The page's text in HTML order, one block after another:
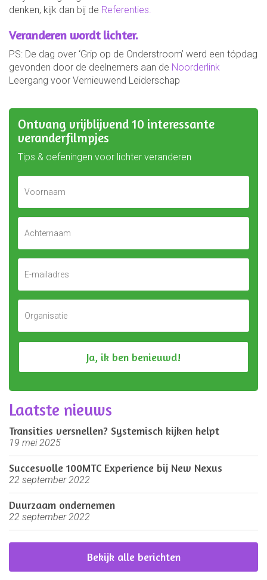
denken, kijk dan bij de Referenties.
Veranderen wordt lichter.
PS: De dag over ‘Grip op de Onderstroom’ werd een tópdag
gevonden door de deelnemers aan de Noorderlink
Leergang voor Vernieuwend Leiderschap
Ontvang vrijblijvend 10 interessante
veranderfilmpjes
Tips & oefeningen voor lichter veranderen
Laatste nieuws
Transities versnellen? Systemisch kijken helpt
19 mei 2025
Succesvolle 100MTC Experience bij New Nexus
22 september 2022
Duurzaam ondernemen
22 september 2022
Bekijk alle berichten